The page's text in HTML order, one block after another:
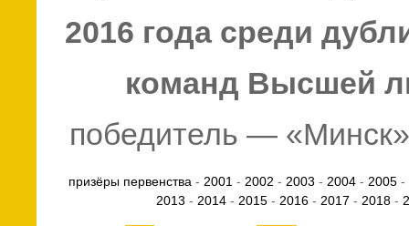
2016 года среди
команд Высшей
победитель —
призёры первенства - 2001 - 2002 - 2003 - 2004 - 2005 -
2013 - 2014 - 2015 - 2016 - 2017 - 2018 -